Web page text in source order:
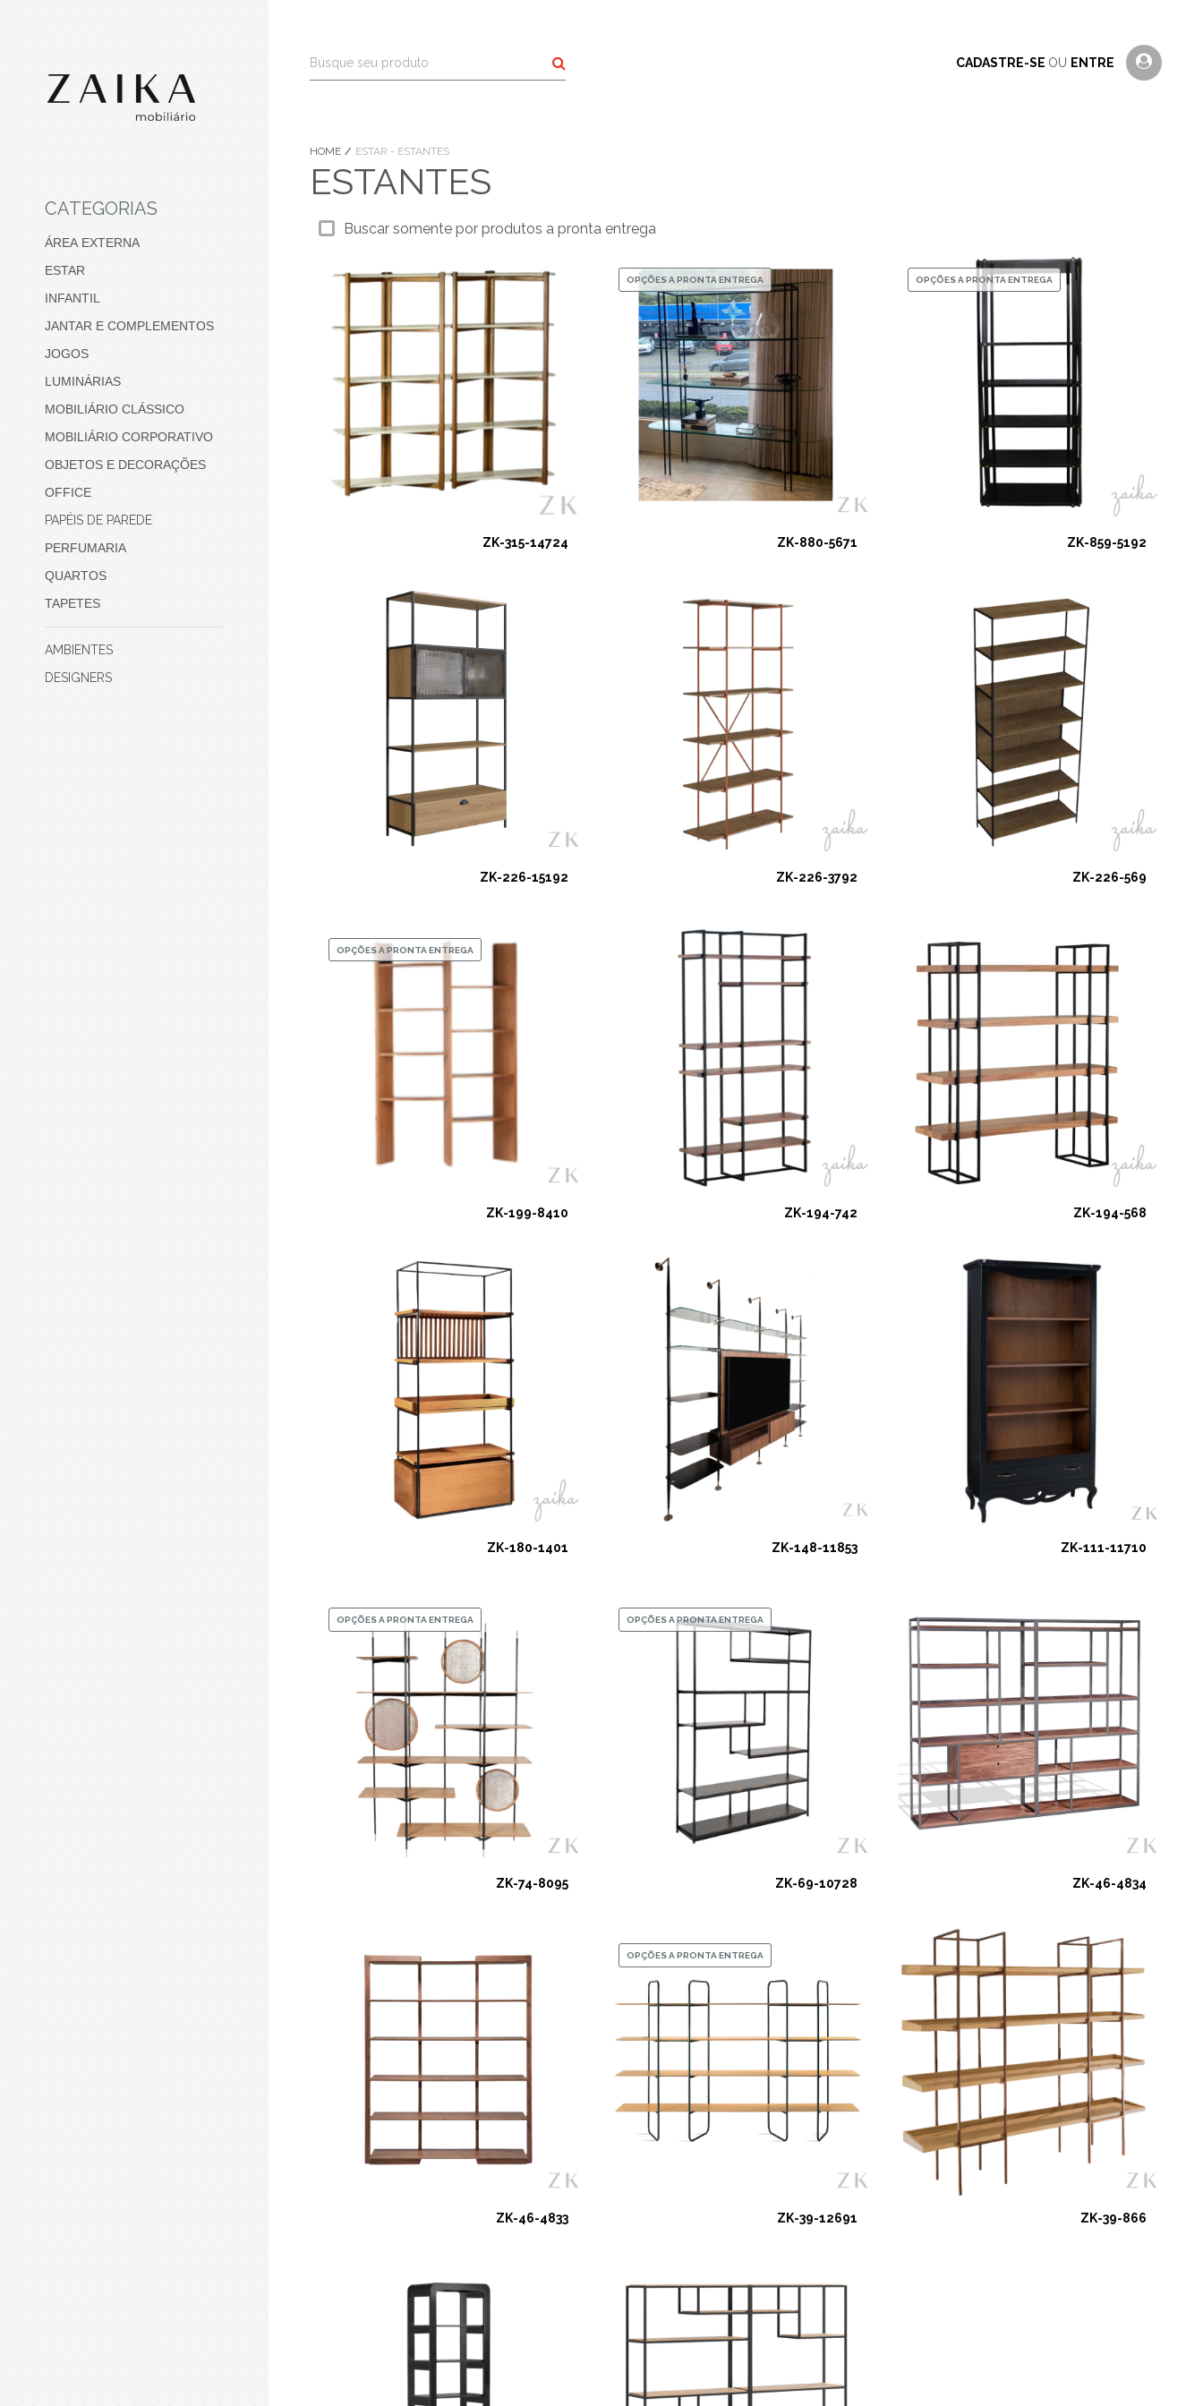
CATEGORIAS
ÁREA EXTERNA
ESTAR
INFANTIL
JANTAR E COMPLEMENTOS
JOGOS
LUMINÁRIAS
MOBILIÁRIO CLÁSSICO
MOBILIÁRIO CORPORATIVO
OBJETOS E DECORAÇÕES
OFFICE
PAPÉIS DE PAREDE
PERFUMARIA
QUARTOS
TAPETES
AMBIENTES
DESIGNERS
Buscar
CADASTRE-SE OU ENTRE
HOME ESTAR - ESTANTES
ESTANTES
Buscar somente por produtos a pronta entrega
ZK-315-14724
OPÇÕES A PRONTA ENTREGA
ZK-880-5671
OPÇÕES A PRONTA ENTREGA
ZK-859-5192
ZK-226-15192 ZK-226-3792 ZK-226-569
OPÇÕES A PRONTA ENTREGA
ZK-199-8410 ZK-194-742 ZK-194-568
ZK-180-1401 ZK-148-11853 ZK-111-11710
OPÇÕES A PRONTA ENTREGA
ZK-74-8095
OPÇÕES A PRONTA ENTREGA
ZK-69-10728 ZK-46-4834
ZK-46-4833
OPÇÕES A PRONTA ENTREGA
ZK-39-12691 ZK-39-866